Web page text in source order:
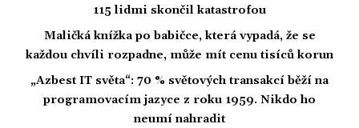
115 lidmi skončil katastrofou
Maličká knížka po babičce, která vypadá, že se
každou chvíli rozpadne, může mít cenu tisíců korun
„Azbest IT světa“: 70 % světových transakcí běží na
programovacím jazyce z roku 1959. Nikdo ho
neumí nahradit